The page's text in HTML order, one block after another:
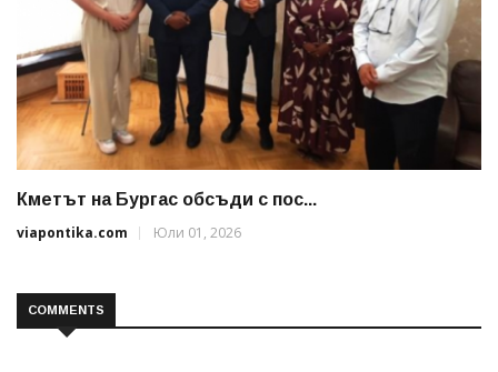
Кметът на Бургас обсъди с пос...
viapontika.com
Юли 01, 2026
COMMENTS